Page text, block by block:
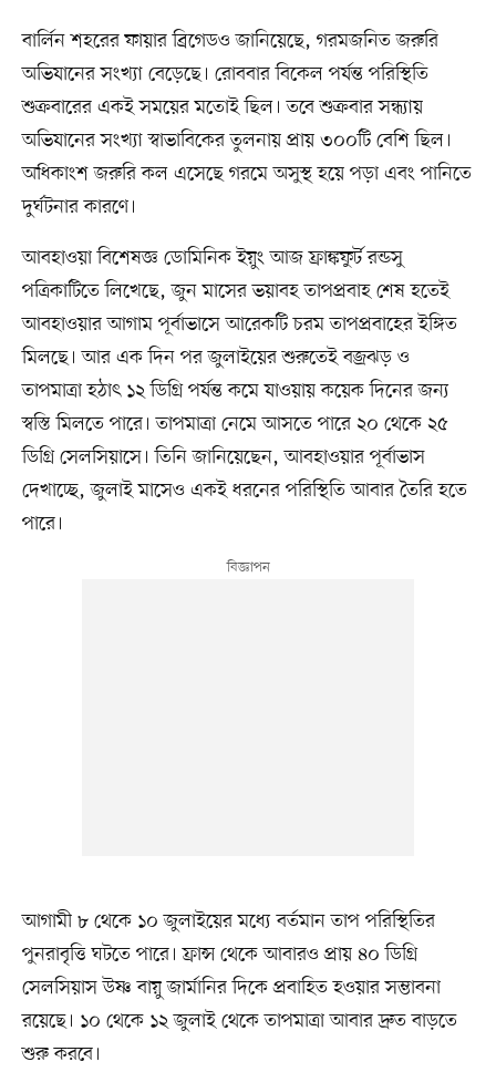
বার্লিন শহরের ফায়ার ব্রিগেডও জানিয়েছে, গরমজনিত জরুরি
অভিযানের সংখ্যা বেড়েছে। রোববার বিকেল পর্যন্ত পরিস্থিতি
শুক্রবারের একই সময়ের মতোই ছিল। তবে শুক্রবার সন্ধ্যায়
অভিযানের সংখ্যা স্বাভাবিকের তুলনায় প্রায় ৩০০টি বেশি ছিল।
অধিকাংশ জরুরি কল এসেছে গরমে অসুস্থ হয়ে পড়া এবং পানিতে
দুর্ঘটনার কারণে।
আবহাওয়া বিশেষজ্ঞ ডোমিনিক ইয়ুং আজ ফ্রাঙ্কফুর্ট রন্ডসু
পত্রিকাটিতে লিখেছে, জুন মাসের ভয়াবহ তাপপ্রবাহ শেষ হতেই
আবহাওয়ার আগাম পূর্বাভাসে আরেকটি চরম তাপপ্রবাহের ইঙ্গিত
মিলছে। আর এক দিন পর জুলাইয়ের শুরুতেই বজ্রঝড় ও
তাপমাত্রা হঠাৎ ১২ ডিগ্রি পর্যন্ত কমে যাওয়ায় কয়েক দিনের জন্য
স্বস্তি মিলতে পারে। তাপমাত্রা নেমে আসতে পারে ২০ থেকে ২৫
ডিগ্রি সেলসিয়াসে। তিনি জানিয়েছেন, আবহাওয়ার পূর্বাভাস
দেখাচ্ছে, জুলাই মাসেও একই ধরনের পরিস্থিতি আবার তৈরি হতে
পারে।
আগামী ৮ থেকে ১০ জুলাইয়ের মধ্যে বর্তমান তাপ পরিস্থিতির
পুনরাবৃত্তি ঘটতে পারে। ফ্রান্স থেকে আবারও প্রায় ৪০ ডিগ্রি
সেলসিয়াস উষ্ণ বায়ু জার্মানির দিকে প্রবাহিত হওয়ার সম্ভাবনা
রয়েছে। ১০ থেকে ১২ জুলাই থেকে তাপমাত্রা আবার দ্রুত বাড়তে
শুরু করবে।